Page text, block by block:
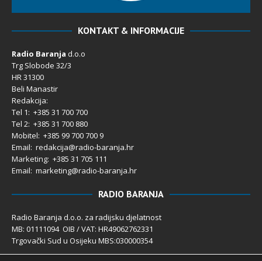
KONTAKT & INFORMACIJE
Radio Baranja d.o.o
Trg Slobode 32/3
HR 31300
Beli Manastir
Redakcija:
Tel 1: +385 31 700 700
Tel 2: +385 31 700 880
Mobitel: +385 99 700 700 9
Email: redakcija@radio-baranja.hr
Marketing: +385 31 705 111
Email: marketing@radio-baranja.hr
RADIO BARANJA
Radio Baranja d.o.o. za radijsku djelatnost
MB: 01111094 OIB / VAT: HR49062762331
Trgovački Sud u Osijeku MBS:030000354